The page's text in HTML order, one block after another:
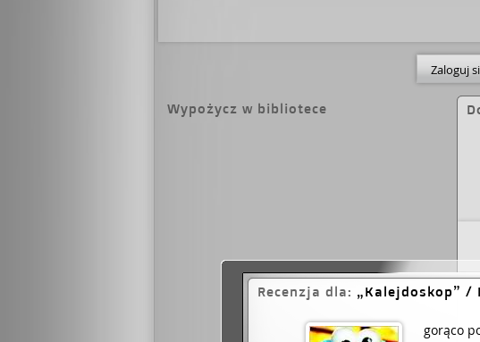
Zaloguj
Wypożycz w bibliotece
Recenzja dla: Kalejdoskop /
gorąco